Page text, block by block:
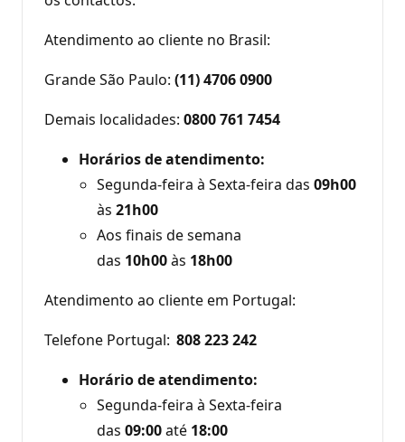
Atendimento ao cliente no Brasil:
Grande São Paulo: (11) 4706 0900
Demais localidades: 0800 761 7454
Horários de atendimento:
Segunda-feira à Sexta-feira das 09h00
às 21h00
Aos finais de semana
das 10h00às 18h00
Atendimento ao cliente em Portugal:
Telefone Portugal: 808 223 242
Horário de atendimento:
Segunda-feira à Sexta-feira
das 09:00até 18:00